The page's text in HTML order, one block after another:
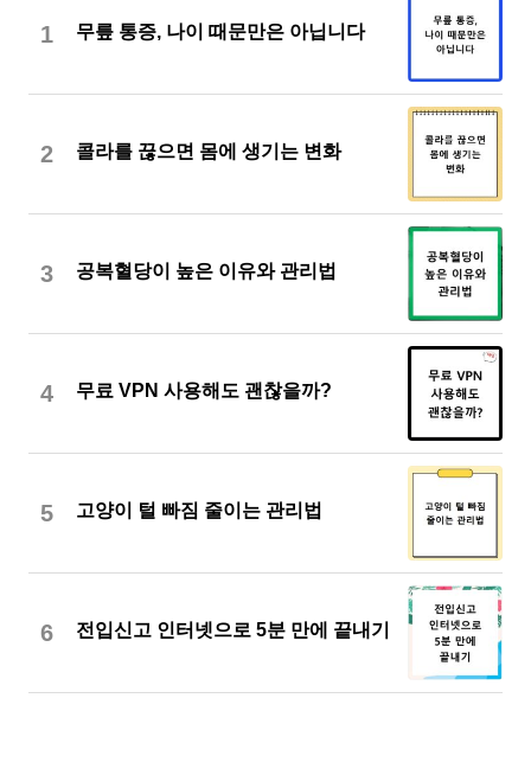
1 무릎 통증, 나이 때문만은 아닙니다
2 콜라를 끊으면 몸에 생기는 변화
3 공복혈당이 높은 이유와 관리법
4 무료 VPN 사용해도 괜찮을까?
5 고양이 털 빠짐 줄이는 관리법
6 전입신고 인터넷으로 5분 만에 끝내기